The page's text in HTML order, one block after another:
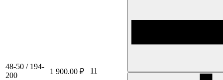
48-50 / 194-
200
1 900.00 ₽ 11